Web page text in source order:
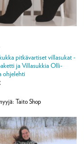
pitkävartiset villasukat -
ja Villasukkia Olli-
ohjelehti
Taito Shop